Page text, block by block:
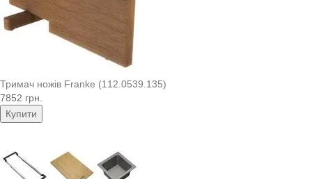
Тримач ножів Franke (112.0539.135)
7852 грн.
Купити